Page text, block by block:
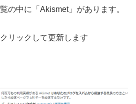
の中に「 Akismet」があります。
リックして更新します